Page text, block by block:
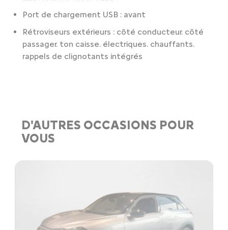
Port de chargement USB : avant
Rétroviseurs extérieurs : côté conducteur. côté
passager. ton caisse. électriques. chauffants.
rappels de clignotants intégrés
D'AUTRES OCCASIONS POUR
VOUS